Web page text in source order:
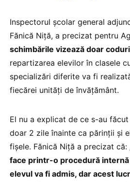
Inspectorul şcolar general
Fănică Niţă, a precizat pentru
schimbările vizează doar
repartizarea elevilor în clasele
specializări diferite va fi
fiecărei unităţi de învăţământ.
El nu a explicat de ce s-au
doar 2 zile înainte ca părinții și
fișele. Fănică Niță a precizat că:
face printr-o procedură internă
elevul va fi admis, dar acest